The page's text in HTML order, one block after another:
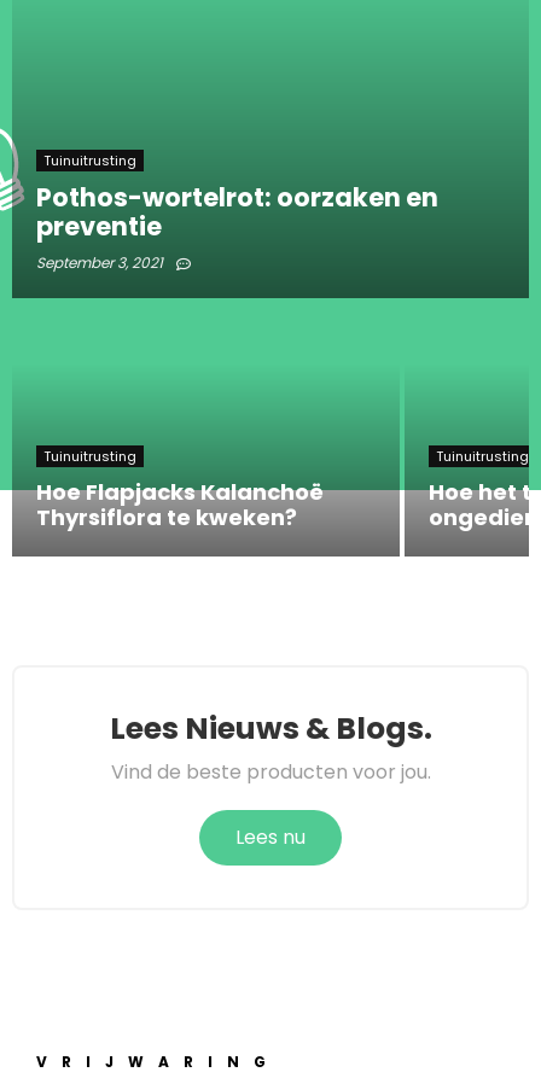
Tuinuitrusting
Pothos-wortelrot: oorzaken en
preventie
September 3, 2021
Tuinuitrusting
Hoe Flapjacks Kalanchoë
Thyrsiflora te kweken?
Tuinuitrusting
Hoe het
Lees Nieuws & Blogs.
Vind de beste producten voor jou.
Lees nu
VRIJWARING